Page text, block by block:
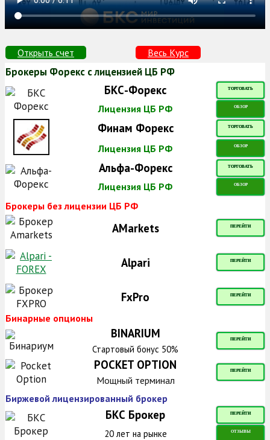
Открыть счет Весь Курс
Брокеры Форекс с лицензией ЦБ РФ
БКС-Форекс ТОРГОВАТЬ
Лицензия ЦБ РФ ОБЗОР
Финам Форекс ТОРГОВАТЬ
Лицензия ЦБ РФ ОБЗОР
Альфа-Форекс ТОРГОВАТЬ
Лицензия ЦБ РФ ОБЗОР
Брокеры без лицензии ЦБ РФ
AMarkets ПЕРЕЙТИ
Alpari ПЕРЕЙТИ
FxPro ПЕРЕЙТИ
Бинарные опционы
BINARIUM ПЕРЕЙТИ
Стартовый бонус 50%
POCKET OPTION ПЕРЕЙТИ
Мощный терминал
Биржевой лицензированный брокер
БКС Брокер ПЕРЕЙТИ
20 лет на рынке ОТЗЫВЫ